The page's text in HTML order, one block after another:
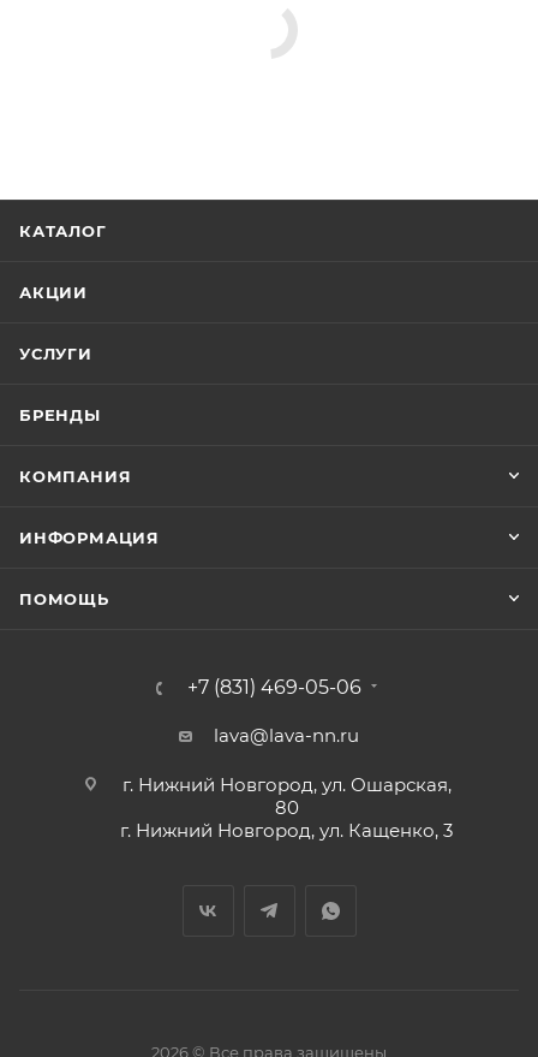
КАТАЛОГ
АКЦИИ
УСЛУГИ
БРЕНДЫ
КОМПАНИЯ
ИНФОРМАЦИЯ
ПОМОЩЬ
+7 (831) 469-05-06
lava@lava-nn.ru
г. Нижний Новгород, ул. Ошарская,
80
г. Нижний Новгород, ул. Кащенко, 3
2026 © Все права защищены